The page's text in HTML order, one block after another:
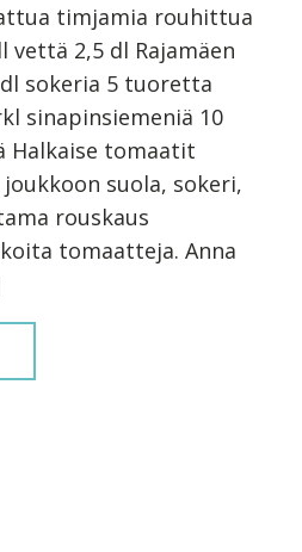
timjamia rouhittua
2,5 dl Rajamäen
sokeria 5 tuoretta
sinapinsiemeniä 10
Halkaise tomaatit
suola, sokeri,
rouskaus
tomaatteja. Anna